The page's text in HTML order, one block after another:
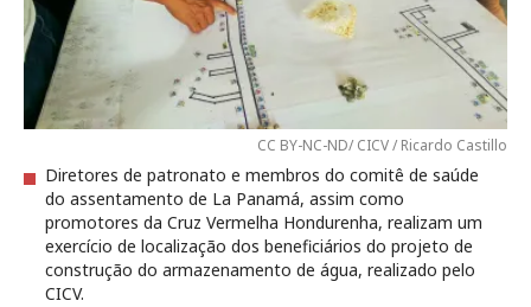
CC BY-NC-ND/ CICV / Ricardo Castillo
Diretores de patronato e membros do comitê de saúde
do assentamento de La Panamá, assim como
promotores da Cruz Vermelha Hondurenha, realizam um
exercício de localização dos beneficiários do projeto de
construção do armazenamento de água, realizado pelo
CICV.